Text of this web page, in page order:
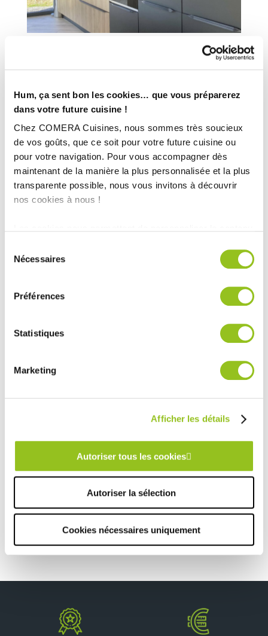
Hum, ça sent bon les cookies… que vous préparerez
dans votre future cuisine !
Chez COMERA Cuisines, nous sommes très soucieux
de vos goûts, que ce soit pour votre future cuisine ou
pour votre navigation. Pour vous accompagner dès
maintenant de la manière la plus personnalisée et la plus
transparente possible, nous vous invitons à découvrir
nos cookies à nous !
médias sociaux et d'analyser notre trafic. Nous
partageons également des informations sur l'utilisation de
notre site avec nos partenaires de médias sociaux, de
publicité et d'analyse, qui peuvent combiner celles-ci
ou qu'ils ont collectées lors de votre utilisation de leurs
Nécessaires
Préférences
Statistiques
Marketing
Afficher les détails
Autoriser tous les cookies
Autoriser la sélection
Cookies nécessaires uniquement
TECHNIQUES :
Ville :
COMERA
Prendre rendez-vous
TOUTES NOS RÉALISATIONS
Table basse Rouillon